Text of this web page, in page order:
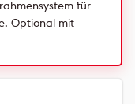
für
Optional mit